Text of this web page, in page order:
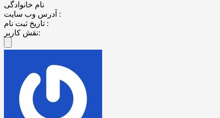
نام خانوادگی
آدرس وب سایت :
تاریخ ثبت نام :
نقش کاربر: